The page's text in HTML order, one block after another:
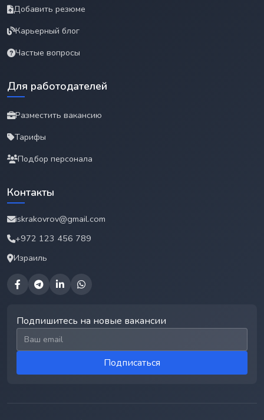
Добавить резюме
Карьерный блог
Частые вопросы
Для работодателей
Разместить вакансию
Тарифы
Подбор персонала
Контакты
iskrakovrov@gmail.com
+972 123 456 789
Израиль
Подпишитесь на новые вакансии
Email для подписки
Подписаться